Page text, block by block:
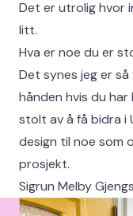
Det er utrolig hvor
litt.
Hva er noe du er
Det synes jeg er så
hånden hvis du
stolt av å få bidra i
design til noe som
prosjekt.
Sigrun Melby